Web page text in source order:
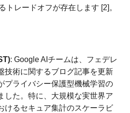
トレードオフが存在します [2]。
: Google AIチームは、フェデレ
技術に関するブログ記事を更新
プライバシー保護型機械学習の
した。特に、大規模な実世界ア
けるセキュア集計のスケーラビ